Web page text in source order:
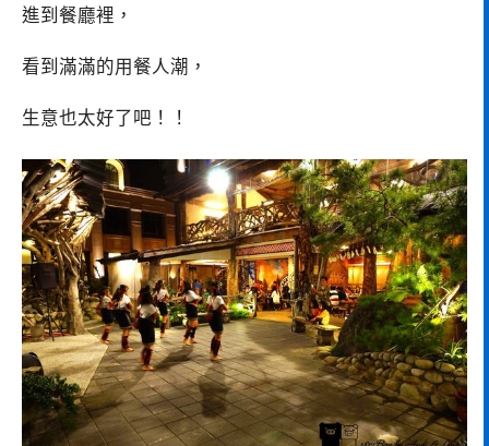
進到餐廳裡，
看到滿滿的用餐人潮，
生意也太好了吧！！